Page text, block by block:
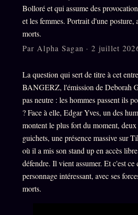
Audit Social
LIVRES
BRAQUAGE2021
SUSPECTE
Compte Suspendu2024
Les Limites
Le procès Brigitte Macron
Catalogue
ZS Bundle
Bolloré et qui assume des
et les femmes. Portrait d'une posture,
morts.
Par Alpha Sagan · 2 juillet
La question qui sert de titre à cet
BANGERZ, l'émission de Deborah
pas neutre : les hommes passent ils
? Face à elle, Edgar Yves, un des
montent le plus fort du moment, deux
guichets, une présence massive sur
où il a mis son stand up en accès
défendre. Il vient assumer. Et c'est ce
personnage intéressant, avec ses
morts.